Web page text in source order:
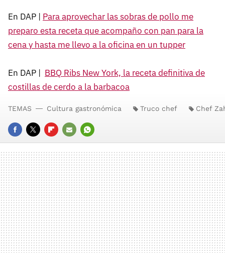
En DAP | Para aprovechar las sobras de pollo me
preparo esta receta que acompaño con pan para la
cena y hasta me llevo a la oficina en un tupper
En DAP | BBQ Ribs New York, la receta definitiva de
costillas de cerdo a la barbacoa
FACEBOOK
TWITTERFLIPBOARD
E-
MAIL
WHATSAPP
TEMAS Cultura gastronómica Truco chef Chef